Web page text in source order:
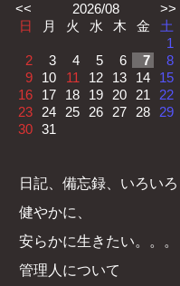
<<
2026/08
>>
日
月 火 水 木 金
土
1
2
3 4 5 6 7
8
9
10 11 12 13 14
15
16
17 18 19 20 21
22
23
24 25 26 27 28
29
30 31
日記、備忘録、いろいろ
健やかに、
安らかに生きたい。。。
管理人について